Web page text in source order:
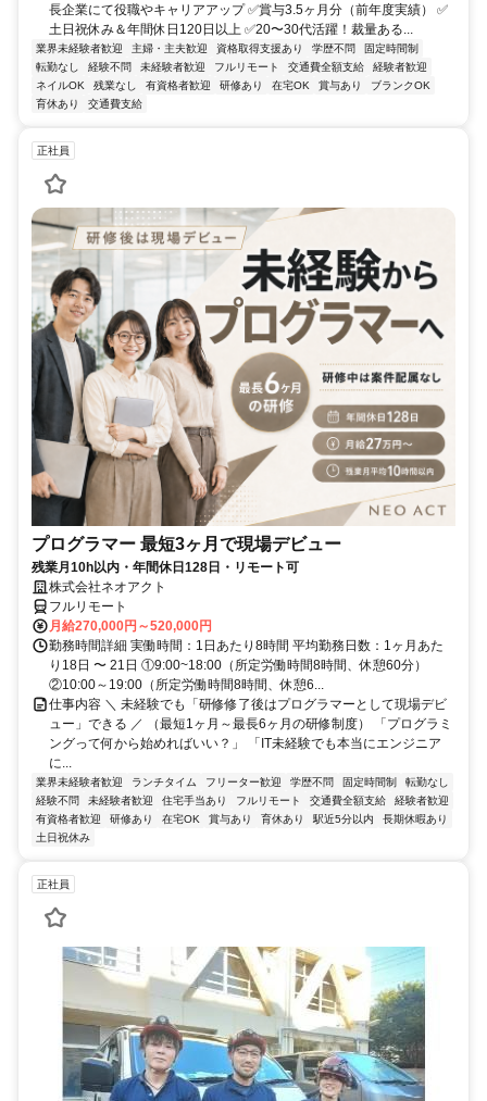
長企業にて役職やキャリアアップ ✅賞与3.5ヶ月分（前年度実績） ✅
土日祝休み＆年間休日120日以上 ✅20〜30代活躍！裁量ある...
業界未経験者歓迎 主婦・主夫歓迎 資格取得支援あり 学歴不問
固定時間制
転勤なし
経験不問 未経験者歓迎 フルリモート 交通費全額支給
経験者歓迎
ネイルOK
残業なし 有資格者歓迎 研修あり 在宅OK 賞与あり
ブランクOK
育休あり
交通費支給
正社員
プログラマー 最短3ヶ月で現場デビュー
残業月10h以内・年間休日128日・リモート可
株式会社ネオアクト
フルリモート
月給270,000円～520,000円
勤務時間詳細 実働時間：1日あたり8時間 平均勤務日数：1ヶ月あた
り18日 〜 21日 ①9:00~18:00（所定労働時間8時間、休憩60分）
②10:00～19:00（所定労働時間8時間、休憩6...
仕事内容 ＼ 未経験でも「研修修了後はプログラマーとして現場デビ
ュー」できる ／ （最短1ヶ月～最長6ヶ月の研修制度） 「プログラミ
ングって何から始めればいい？」 「IT未経験でも本当にエンジニア
に...
業界未経験者歓迎 ランチタイム フリーター歓迎 学歴不問 固定時間制
転勤なし
経験不問
未経験者歓迎 住宅手当あり フルリモート 交通費全額支給
経験者歓迎
有資格者歓迎
研修あり 在宅OK 賞与あり 育休あり 駅近5分以内
長期休暇あり
土日祝休み
正社員